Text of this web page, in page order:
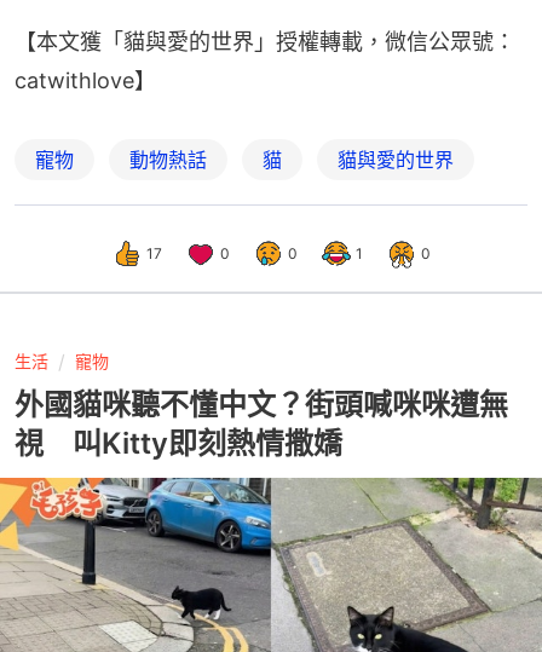
【本文獲「貓與愛的世界」授權轉載，微信公眾號：
catwithlove】
寵物 動物熱話 貓 貓與愛的世界
17 0 0 1 0
生活 寵物
外國貓咪聽不懂中文？街頭喊咪咪遭無
視 叫Kitty即刻熱情撒嬌